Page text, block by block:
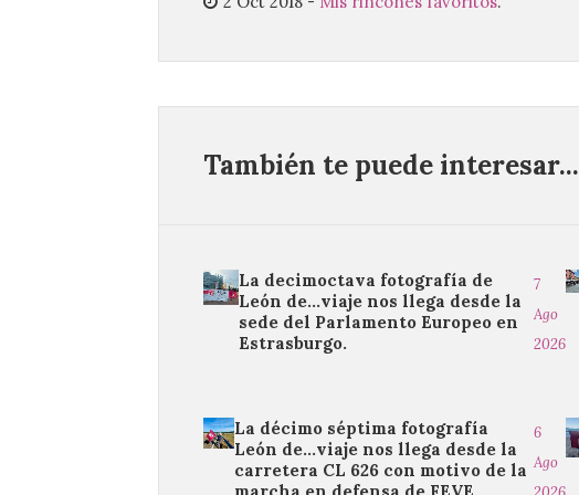
También te puede interesar...
La decimoctava fotografía de
León de…viaje nos llega desde la
sede del Parlamento Europeo en
Estrasburgo.
7
Ago
2026
La décimo séptima fotografía
León de…viaje nos llega desde la
carretera CL 626 con motivo de la
6
Ago